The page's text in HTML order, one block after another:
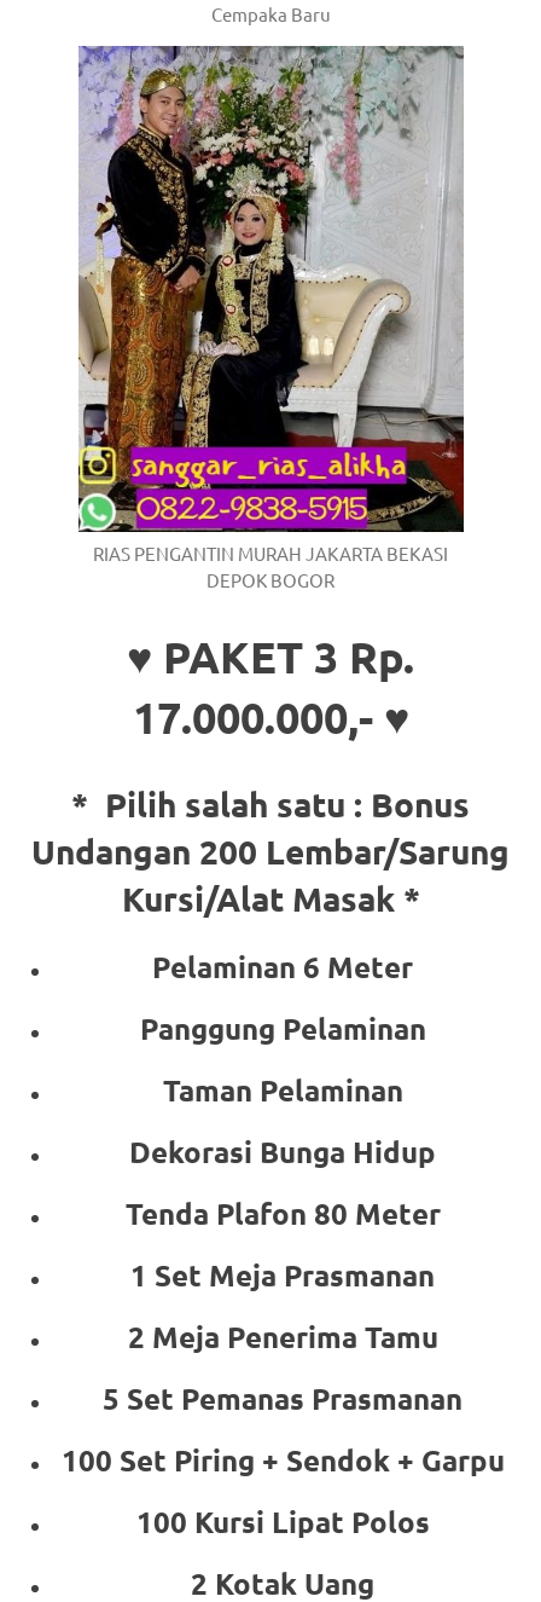
Cempaka Baru
RIAS PENGANTIN MURAH JAKARTA BEKASI
DEPOK BOGOR
♥ PAKET 3 Rp.
17.000.000,- ♥
* Pilih salah satu : Bonus
Undangan 200 Lembar/Sarung
Kursi/Alat Masak *
Pelaminan 6 Meter
Panggung Pelaminan
Taman Pelaminan
Dekorasi Bunga Hidup
Tenda Plafon 80 Meter
1 Set Meja Prasmanan
2 Meja Penerima Tamu
5 Set Pemanas Prasmanan
100 Set Piring + Sendok + Garpu
100 Kursi Lipat Polos
2 Kotak Uang